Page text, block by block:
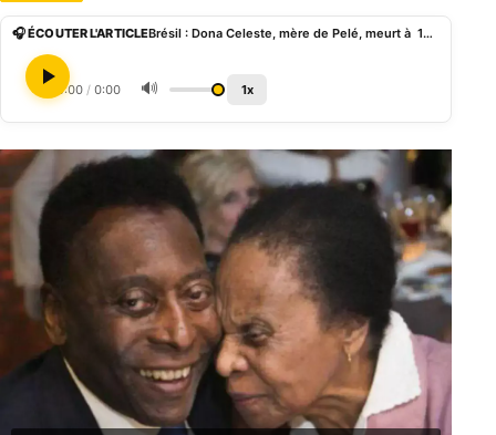
🎧 ÉCOUTER L'ARTICLE Brésil : Dona Celeste, mère de Pelé, meurt à 101 ans
0:00 / 0:00 🔊 1x